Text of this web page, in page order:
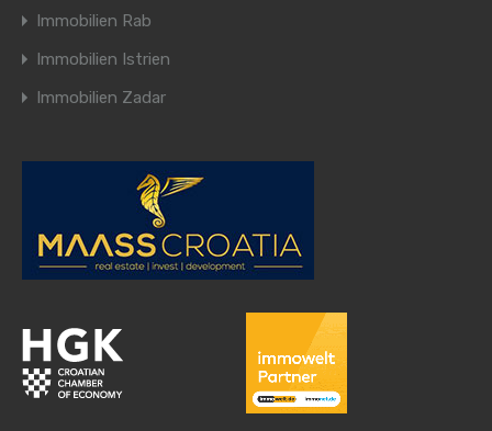
Immobilien Rab
Immobilien Istrien
Immobilien Zadar